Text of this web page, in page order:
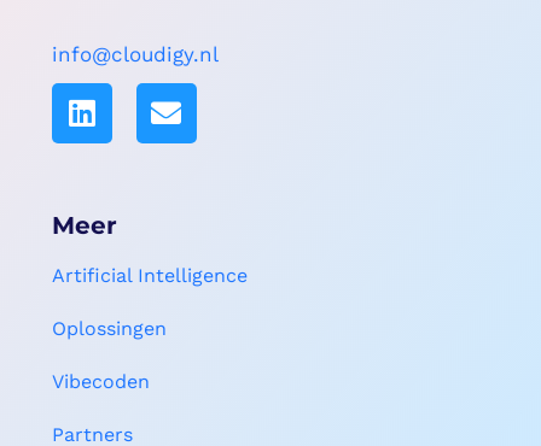
info@cloudigy.nl
Meer
Artificial Intelligence
Oplossingen
Vibecoden
Partners